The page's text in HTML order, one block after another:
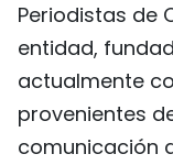
Periodistas de
entidad,
actualmente
provenientes
comunicación